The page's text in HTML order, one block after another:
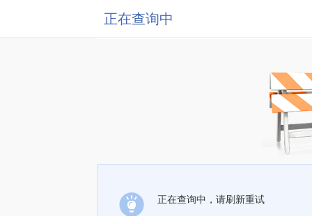
正在查询中
正在查询中，请刷新重试